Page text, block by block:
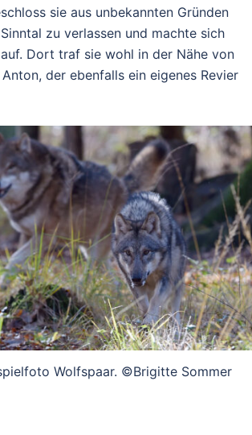
sie aus unbekannten Gründen
zu verlassen und machte sich
Dort traf sie wohl in der Nähe von
der ebenfalls ein eigenes Revier
Wolfspaar. ©Brigitte Sommer